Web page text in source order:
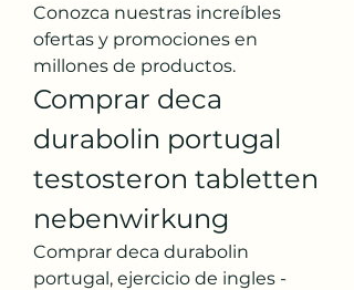
Conozca nuestras increíbles
ofertas y promociones en
millones de productos.
Comprar deca
durabolin portugal
testosteron tabletten
nebenwirkung
Comprar deca durabolin
portugal, ejercicio de ingles -